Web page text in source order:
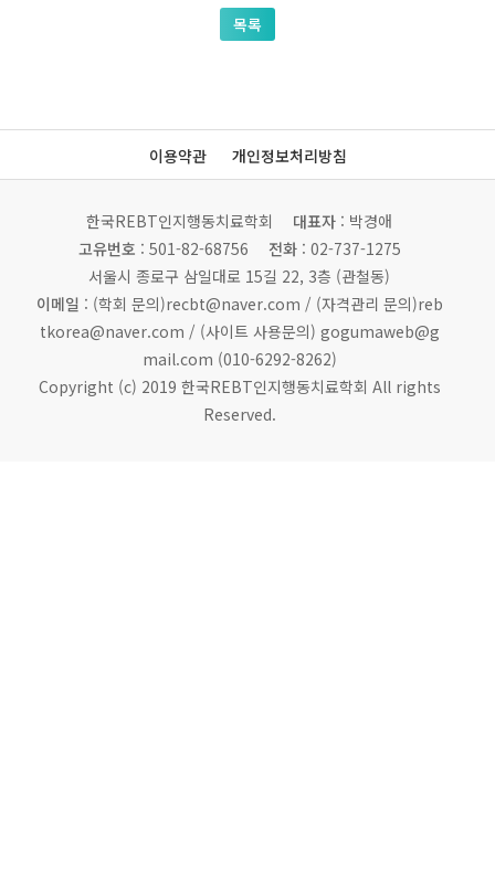
목록
이용약관 개인정보처리방침
한국REBT인지행동치료학회 대표자 : 박경애
고유번호 : 501-82-68756 전화: 02-737-1275
서울시 종로구 삼일대로 15길 22, 3층 (관철동)
이메일 : (학회 문의)recbt@naver.com / (자격관리 문의)reb
tkorea@naver.com / (사이트 사용문의) gogumaweb@g
mail.com (010-6292-8262)
Copyright (c) 2019 한국REBT인지행동치료학회 All rights
Reserved.